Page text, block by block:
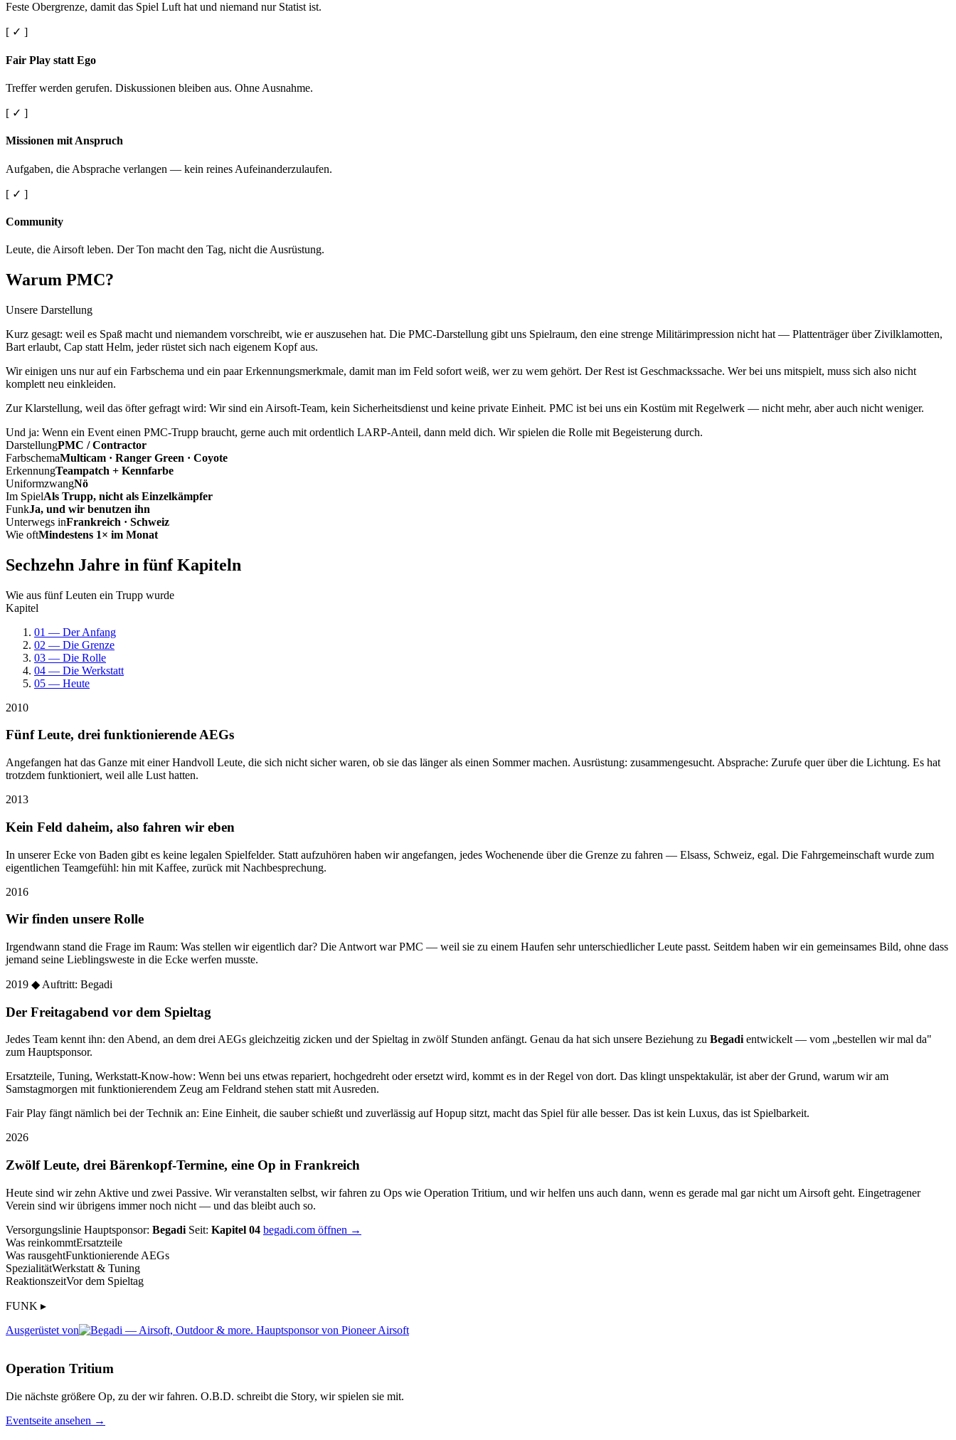
Feste Obergrenze, damit das Spiel Luft hat und niemand nur Statist ist.
[ ✓ ]
Fair Play statt Ego
Treffer werden gerufen. Diskussionen bleiben aus. Ohne Ausnahme.
[ ✓ ]
Missionen mit Anspruch
Aufgaben, die Absprache verlangen — kein reines Aufeinanderzulaufen.
[ ✓ ]
Community
Leute, die Airsoft leben. Der Ton macht den Tag, nicht die Ausrüstung.
Warum PMC?
Unsere Darstellung
Kurz gesagt: weil es Spaß macht und niemandem vorschreibt, wie er auszusehen hat. Die PMC-Darstellung gibt uns Spielraum, den eine strenge Militärimpression nicht hat — Plattenträger über Zivilklamotten,
Bart erlaubt, Cap statt Helm, jeder rüstet sich nach eigenem Kopf aus.
Wir einigen uns nur auf ein Farbschema und ein paar Erkennungsmerkmale, damit man im Feld sofort weiß, wer zu wem gehört. Der Rest ist Geschmackssache. Wer bei uns mitspielt, muss sich also nicht
komplett neu einkleiden.
Zur Klarstellung, weil das öfter gefragt wird: Wir sind ein Airsoft-Team, kein Sicherheitsdienst und keine private Einheit. PMC ist bei uns ein Kostüm mit Regelwerk — nicht mehr, aber auch nicht weniger.
Und ja: Wenn ein Event einen PMC-Trupp braucht, gerne auch mit ordentlich LARP-Anteil, dann meld dich. Wir spielen die Rolle mit Begeisterung durch.
DarstellungPMC / Contractor
FarbschemaMulticam · Ranger Green · Coyote
ErkennungTeampatch + Kennfarbe
UniformzwangNö
Im SpielAls Trupp, nicht als Einzelkämpfer
FunkJa, und wir benutzen ihn
Unterwegs inFrankreich · Schweiz
Wie oftMindestens 1× im Monat
Sechzehn Jahre in fünf Kapiteln
Wie aus fünf Leuten ein Trupp wurde
Kapitel
01 — Der Anfang
02 — Die Grenze
03 — Die Rolle
04 — Die Werkstatt
05 — Heute
2010
Fünf Leute, drei funktionierende AEGs
Angefangen hat das Ganze mit einer Handvoll Leute, die sich nicht sicher waren, ob sie das länger als einen Sommer machen. Ausrüstung: zusammengesucht. Absprache: Zurufe quer über die Lichtung. Es hat
trotzdem funktioniert, weil alle Lust hatten.
2013
Kein Feld daheim, also fahren wir eben
In unserer Ecke von Baden gibt es keine legalen Spielfelder. Statt aufzuhören haben wir angefangen, jedes Wochenende über die Grenze zu fahren — Elsass, Schweiz, egal. Die Fahrgemeinschaft wurde zum
eigentlichen Teamgefühl: hin mit Kaffee, zurück mit Nachbesprechung.
2016
Wir finden unsere Rolle
Irgendwann stand die Frage im Raum: Was stellen wir eigentlich dar? Die Antwort war PMC — weil sie zu einem Haufen sehr unterschiedlicher Leute passt. Seitdem haben wir ein gemeinsames Bild, ohne dass
jemand seine Lieblingsweste in die Ecke werfen musste.
2019 ◆ Auftritt: Begadi
Der Freitagabend vor dem Spieltag
Jedes Team kennt ihn: den Abend, an dem drei AEGs gleichzeitig zicken und der Spieltag in zwölf Stunden anfängt. Genau da hat sich unsere Beziehung zu Begadientwickelt — vom „bestellen wir mal da"
zum Hauptsponsor.
Ersatzteile, Tuning, Werkstatt-Know-how: Wenn bei uns etwas repariert, hochgedreht oder ersetzt wird, kommt es in der Regel von dort. Das klingt unspektakulär, ist aber der Grund, warum wir am
Samstagmorgen mit funktionierendem Zeug am Feldrand stehen statt mit Ausreden.
Fair Play fängt nämlich bei der Technik an: Eine Einheit, die sauber schießt und zuverlässig auf Hopup sitzt, macht das Spiel für alle besser. Das ist kein Luxus, das ist Spielbarkeit.
2026
Zwölf Leute, drei Bärenkopf-Termine, eine Op in Frankreich
Heute sind wir zehn Aktive und zwei Passive. Wir veranstalten selbst, wir fahren zu Ops wie Operation Tritium, und wir helfen uns auch dann, wenn es gerade mal gar nicht um Airsoft geht. Eingetragener
Verein sind wir übrigens immer noch nicht — und das bleibt auch so.
Versorgungslinie Hauptsponsor: Begadi Seit: Kapitel 04 begadi.com öffnen →
Was reinkommtErsatzteile
Was rausgehtFunktionierende AEGs
SpezialitätWerkstatt & Tuning
ReaktionszeitVor dem Spieltag
FUNK ▸
Ausgerüstet von
Operation Tritium
Die nächste größere Op, zu der wir fahren. O.B.D. schreibt die Story, wir spielen sie mit.
Eventseite ansehen →